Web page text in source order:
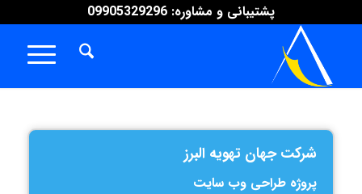
پشتیبانی و مشاوره: 09905329296
شرکت جهان تهویه البرز
پروژه طراحی وب سایت